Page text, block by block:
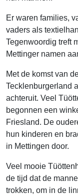
Er waren families,
vaders als
Tegenwoordig treft
Mettinger namen
Met de komst van
Tecklenburgerland
achteruit. Veel
begonnen een
Friesland. De
hun kinderen en
in Mettingen door.
Veel mooie
de tijd dat de
trokken, om in de